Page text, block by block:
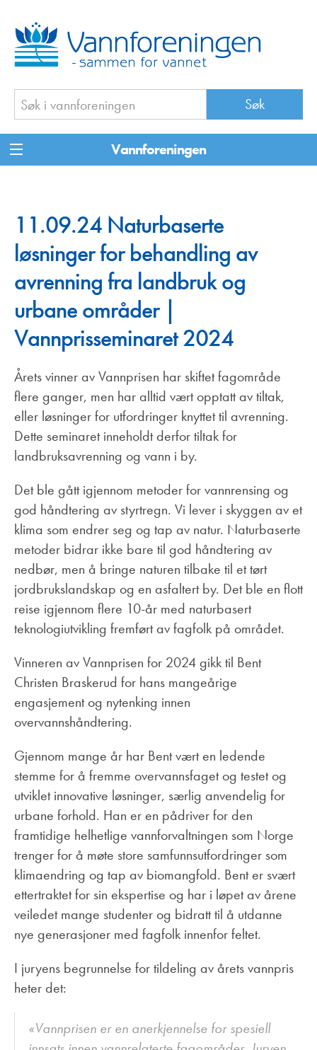
Vannforeningen
11.09.24 Naturbaserte
løsninger for behandling av
avrenning fra landbruk og
urbane områder |
Vannprisseminaret 2024
Årets vinner av Vannprisen har skiftet fagområde
flere ganger, men har alltid vært opptatt av tiltak,
eller løsninger for utfordringer knyttet til avrenning.
Dette seminaret inneholdt derfor tiltak for
landbruksavrenning og vann i by.
Det ble gått igjennom metoder for vannrensing og
god håndtering av styrtregn. Vi lever i skyggen av et
klima som endrer seg og tap av natur. Naturbaserte
metoder bidrar ikke bare til god håndtering av
nedbør, men å bringe naturen tilbake til et tørt
jordbrukslandskap og en asfaltert by. Det ble en flott
reise igjennom flere 10-år med naturbasert
teknologiutvikling fremført av fagfolk på området.
Vinneren av Vannprisen for 2024 gikk til Bent
Christen Braskerud for hans mangeårige
engasjement og nytenking innen
overvannshåndtering.
Gjennom mange år har Bent vært en ledende
stemme for å fremme overvannsfaget og testet og
utviklet innovative løsninger, særlig anvendelig for
urbane forhold. Han er en pådriver for den
framtidige helhetlige vannforvaltningen som Norge
trenger for å møte store samfunnsutfordringer som
klimaendring og tap av biomangfold. Bent er svært
ettertraktet for sin ekspertise og har i løpet av årene
veiledet mange studenter og bidratt til å utdanne
nye generasjoner med fagfolk innenfor feltet.
I juryens begrunnelse for tildeling av årets vannpris
heter det:
«Vannprisen er en anerkjennelse for spesiell